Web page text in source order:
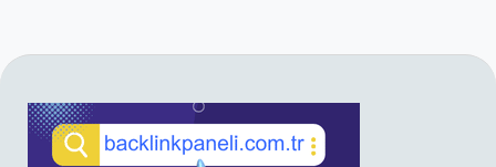
SIDEBAR